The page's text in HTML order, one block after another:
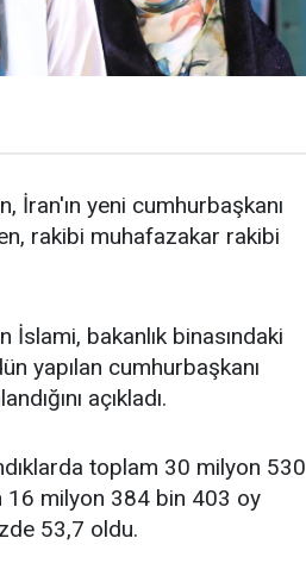
İran'ın yeni cumhurbaşkanı
rakibi muhafazakar rakibi
bakanlık binasındaki
yapılan cumhurbaşkanı
açıkladı.
toplam 30 milyon 530
16 milyon 384 bin 403 oy
53,7 oldu.